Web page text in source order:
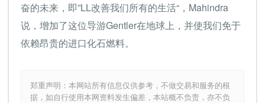
奋的未来，即”LL改善我们所有的生活“，Mahindra
说，增加了这位导游Gentler在地球上，并使我们免于
依赖昂贵的进口化石燃料。
郑重声明：本网站所有信息仅供参考，不做交易和服务的根
据，如自行使用本网资料发生偏差，本站概不负责，亦不负